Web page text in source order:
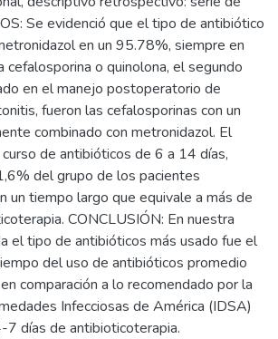
Se evidenció que el tipo de antibiótico
en un 95.78%, siempre en
cefalosporina o quinolona, el segundo
en el manejo postoperatorio de
fueron las cefalosporinas con un
combinado con metronidazol. El
de antibióticos de 6 a 14 días,
del grupo de los pacientes
un tiempo largo que equivale a más de
CONCLUSIÓN: En nuestra
el tipo de antibióticos más usado fue el
del uso de antibióticos promedio
comparación a lo recomendado por la
Infecciosas de América (IDSA)
7 días de antibioticoterapia.